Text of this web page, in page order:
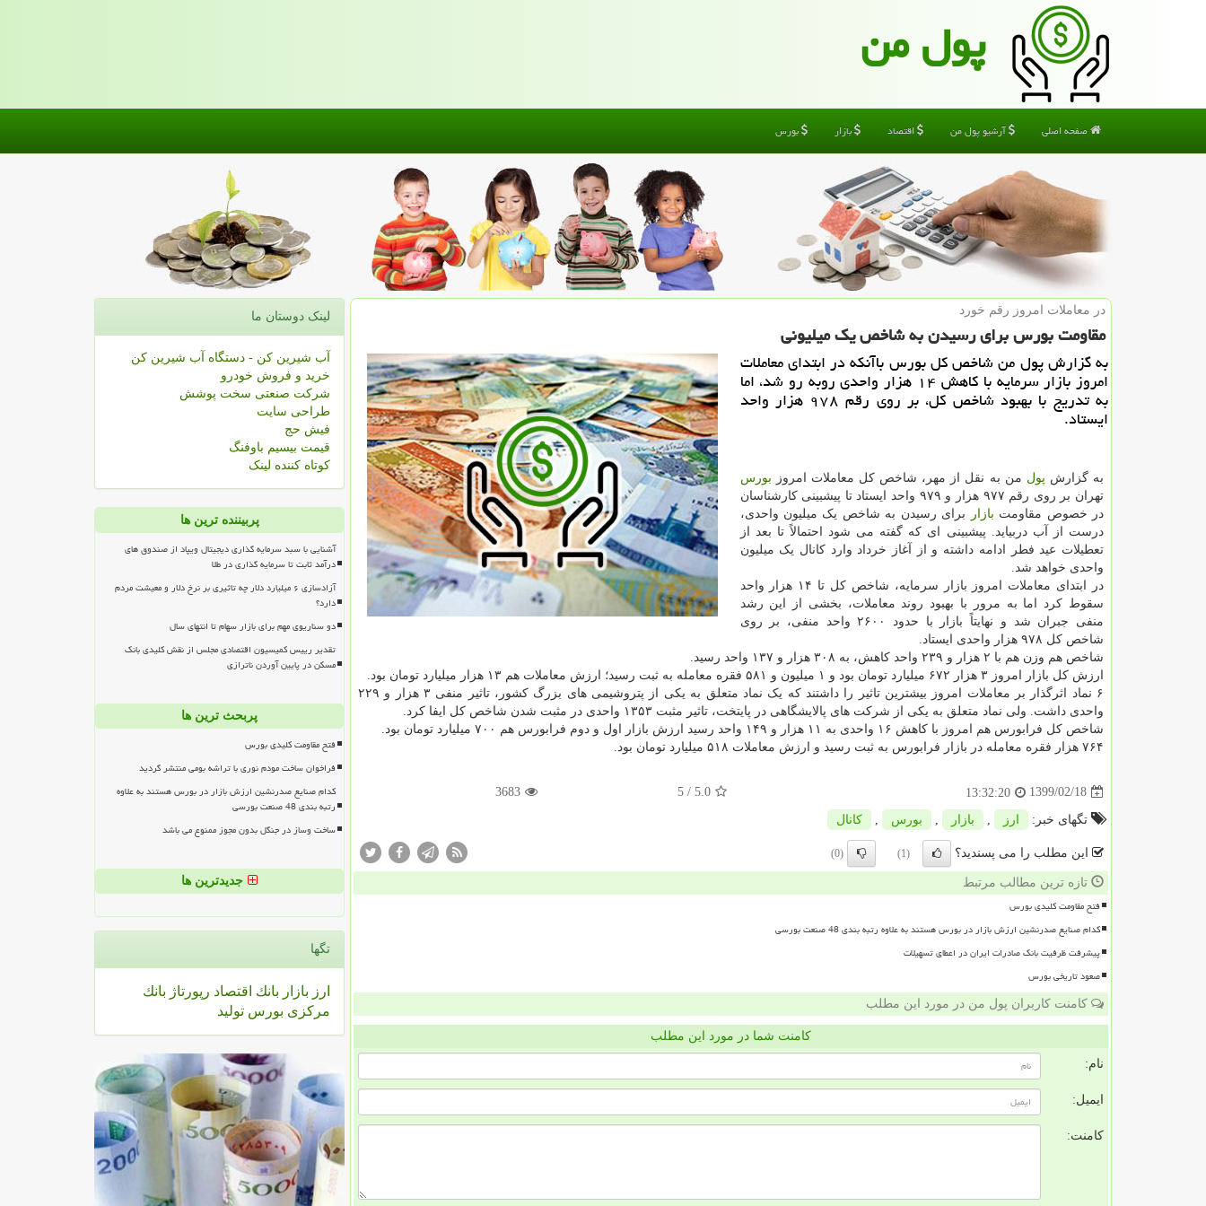
پول من
صفحه اصلی آرشیو پول من اقتصاد بازار بورس
در معاملات امروز رقم خورد
مقاومت بورس برای رسیدن به شاخص یك میلیونی
به گزارش پول من شاخص كل بورس باآنكه در ابتدای معاملات
امروز بازار سرمایه با كاهش ۱۴ هزار واحدی روبه رو شد، اما
به تدریج با بهبود شاخص كل، بر روی رقم ۹۷۸ هزار واحد
ایستاد.
به گزارش پول من به نقل از مهر، شاخص کل معاملات امروز بورس
تهران بر روی رقم ۹۷۷ هزار و ۹۷۹ واحد ایستاد تا پیشبینی کارشناسان
در خصوص مقاومت بازار
برای رسیدن به شاخص یک میلیون واحدی،
درست از آب دربیاید. پیشبینی ای که گفته می شود احتمالاً تا بعد از
تعطیلات عید فطر ادامه داشته و از آغاز خرداد وارد کانال یک میلیون
واحدی خواهد شد.
در ابتدای معاملات امروز بازار سرمایه، شاخص کل تا ۱۴ هزار واحد
سقوط کرد اما به مرور با بهبود روند معاملات، بخشی از این رشد
منفی جبران شد و نهایتاً بازار با حدود ۲۶۰۰ واحد منفی، بر روی
شاخص کل ۹۷۸ هزار واحدی ایستاد.
شاخص هم وزن هم با ۲ هزار و ۲۳۹ واحد کاهش، به ۳۰۸ هزار و ۱۳۷ واحد رسید.
ارزش کل بازار امروز ۳ هزار ۶۷۲ میلیارد تومان بود و ۱ میلیون و ۵۸۱ فقره معامله به ثبت رسید؛ ارزش معاملات هم ۱۳ هزار میلیارد تومان بود.
۶ نماد اثرگذار بر معاملات امروز بیشترین تاثیر را داشتند که یک نماد متعلق به یکی از پتروشیمی های بزرگ کشور، تاثیر منفی ۳ هزار و ۲۲۹
واحدی داشت. ولی نماد متعلق به یکی از شرکت های پالایشگاهی در پایتخت، تاثیر مثبت ۱۳۵۳ واحدی در مثبت شدن شاخص کل ایفا کرد.
شاخص کل فرابورس هم امروز با کاهش ۱۶ واحدی به ۱۱ هزار و ۱۴۹ واحد رسید ارزش بازار اول و دوم فرابورس هم ۷۰۰ میلیارد تومان بود.
۷۶۴ هزار فقره معامله در بازار فرابورس به ثبت رسید و ارزش معاملات ۵۱۸ میلیارد تومان بود.
1399/02/18
13:32:20
5.0
/ 5
3683
تگهای خبر: ارز بازار بورس كانال
این مطلب را می پسندید؟ (1)
(0)
تازه ترین مطالب مرتبط
فتح مقاومت کلیدی بورس
کدام صنایع صدرنشین ارزش بازار در بورس هستند به علاوه رتبه بندی 48 صنعت بورسی
پیشرفت ظرفیت بانک صادرات ایران در اعطای تسهیلات
صعود تاریخی بورس
کامنت کاربران پول من در مورد این مطلب
کامنت شما در مورد این مطلب
نام:
ایمیل:
کامنت:
لینک دوستان ما
آب شیرین کن - دستگاه آب شیرین کن
خرید و فروش خودرو
شرکت صنعتی سخت پوشش
طراحی سایت
فیش حج
قیمت بیسیم باوفنگ
کوتاه کننده لینک
پربیننده ترین ها
آشنایی با سبد سرمایه گذاری دیجیتال ویپاد از صندوق های
درآمد ثابت تا سرمایه گذاری در طلا
آزادسازی ۶ میلیارد دلار چه تاثیری بر نرخ دلار و معیشت مردم
دارد؟
دو سناریوی مهم برای بازار سهام تا انتهای سال
تقدیر رییس کمیسیون اقتصادی مجلس از نقش کلیدی بانک
مسکن در پایین آوردن ناترازی
پربحث ترین ها
فتح مقاومت کلیدی بورس
فراخوان ساخت مودم نوری با تراشه بومی منتشر گردید
کدام صنایع صدرنشین ارزش بازار در بورس هستند به علاوه
رتبه بندی 48 صنعت بورسی
ساخت وساز در جنگل بدون مجوز ممنوع می باشد
جدیدترین ها
تگها
ارز بازار بانك اقتصاد رپورتاژ بانك
مركزی بورس تولید